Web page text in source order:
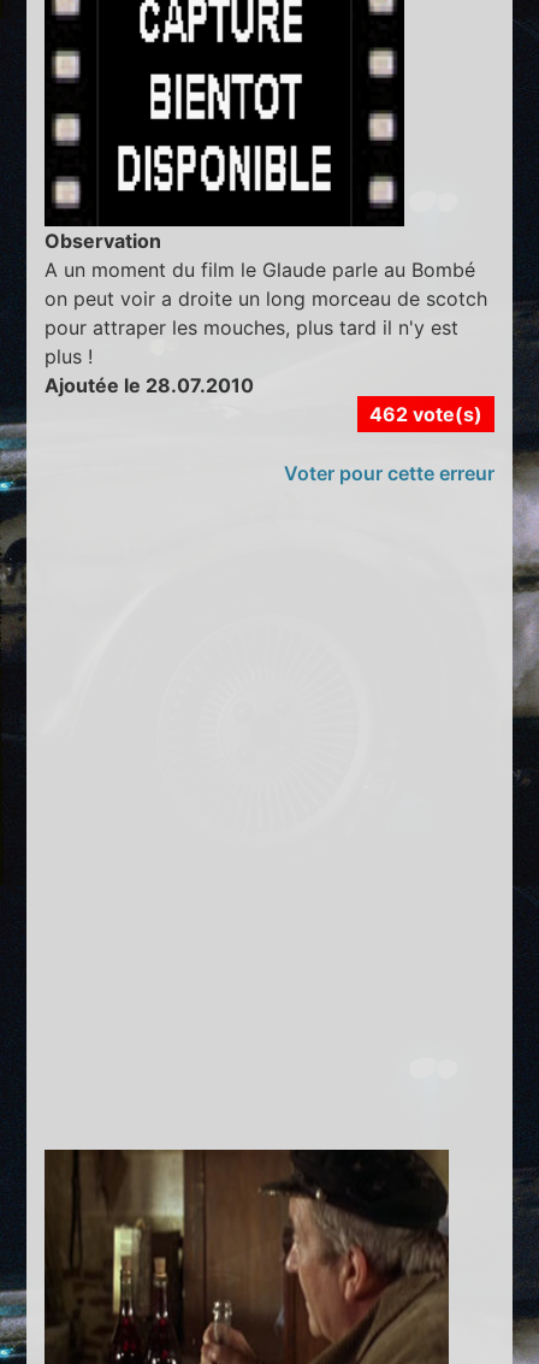
Observation
A un moment du film le Glaude parle au Bombé
on peut voir a droite un long morceau de scotch
pour attraper les mouches, plus tard il n'y est
plus !
Ajoutée le 28.07.2010
462 vote(s)
Voter pour cette erreur